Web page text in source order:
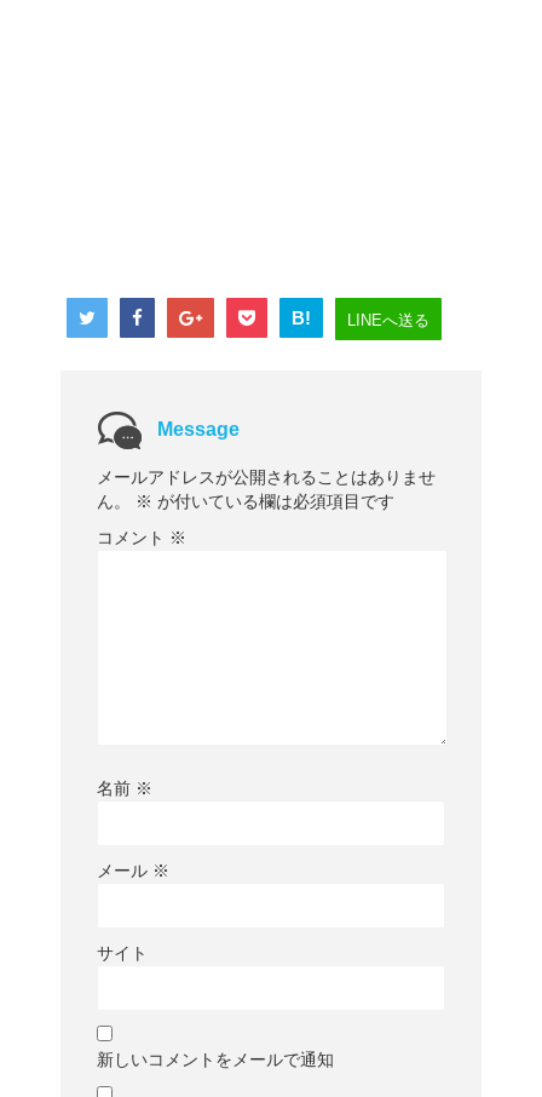
B! LINEへ送る
Message
メールアドレスが公開されることはありませ
ん。
※ が付いている欄は必須項目です
コメント ※
名前 ※
メール ※
サイト
新しいコメントをメールで通知